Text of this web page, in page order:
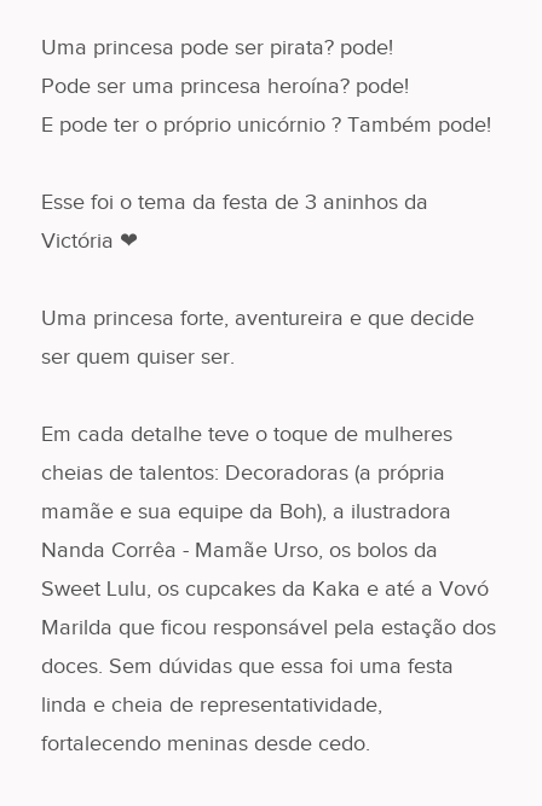
Uma princesa pode ser pirata? pode!
Pode ser uma princesa heroína? pode!
E pode ter o próprio unicórnio ? Também pode!
Esse foi o tema da festa de 3 aninhos da
Victória ❤
Uma princesa forte, aventureira e que decide
ser quem quiser ser.
Em cada detalhe teve o toque de mulheres
cheias de talentos: Decoradoras (a própria
mamãe e sua equipe da Boh), a ilustradora
Nanda Corrêa - Mamãe Urso, os bolos da
Sweet Lulu, os cupcakes da Kaka e até a Vovó
Marilda que ficou responsável pela estação dos
doces. Sem dúvidas que essa foi uma festa
linda e cheia de representatividade,
fortalecendo meninas desde cedo.